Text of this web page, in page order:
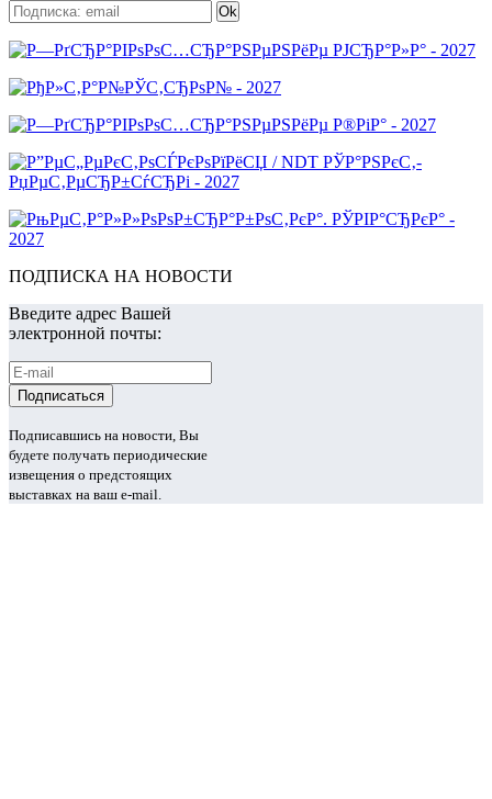
ПОДПИСКА НА НОВОСТИ
Введите адрес Вашей
электронной почты:
Подписавшись на новости, Вы
будете получать периодические
извещения о предстоящих
выставках на ваш e-mail.